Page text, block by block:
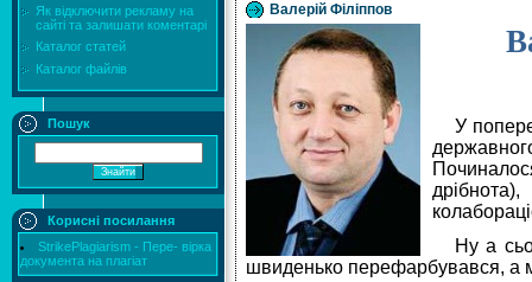
Як відключити рекламу на
сайті та залишати коментарі
Каталог статей
Каталог файлів
Пошук
Корисні посилання
StrikePlagiarism - Пере- вірка
документа на плагіат
Валерій Філіппов
У
Ну а
швиденько перефарбувався, а